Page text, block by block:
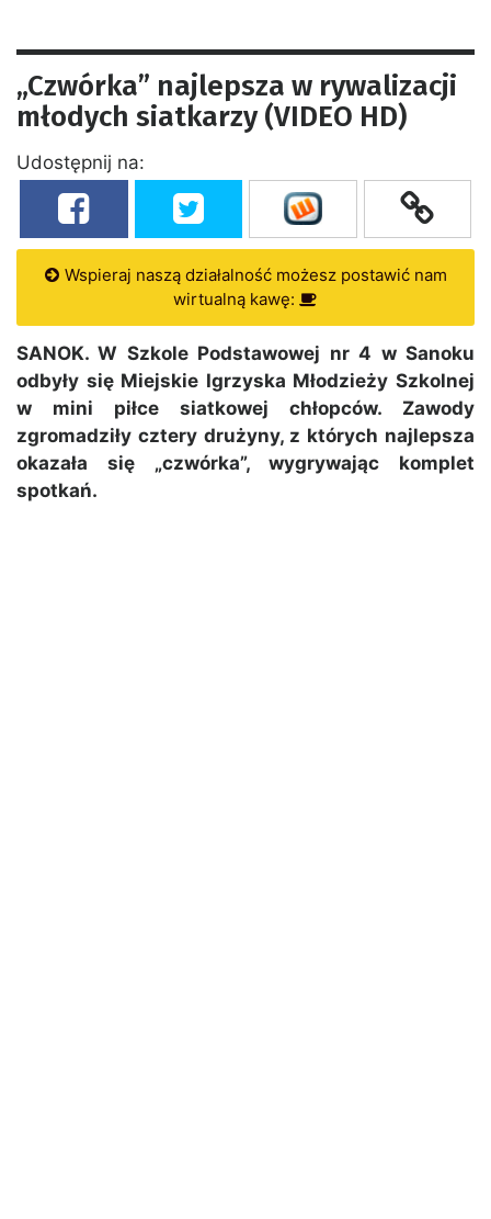
„Czwórka” najlepsza w rywalizacji
młodych siatkarzy (VIDEO HD)
Udostępnij na:
Wspieraj naszą działalność możesz postawić nam
wirtualną kawę:
SANOK. W Szkole Podstawowej nr 4 w Sanoku
odbyły się Miejskie Igrzyska Młodzieży Szkolnej
w mini piłce siatkowej chłopców. Zawody
zgromadziły cztery drużyny, z których najlepsza
okazała się „czwórka”, wygrywając komplet
spotkań.